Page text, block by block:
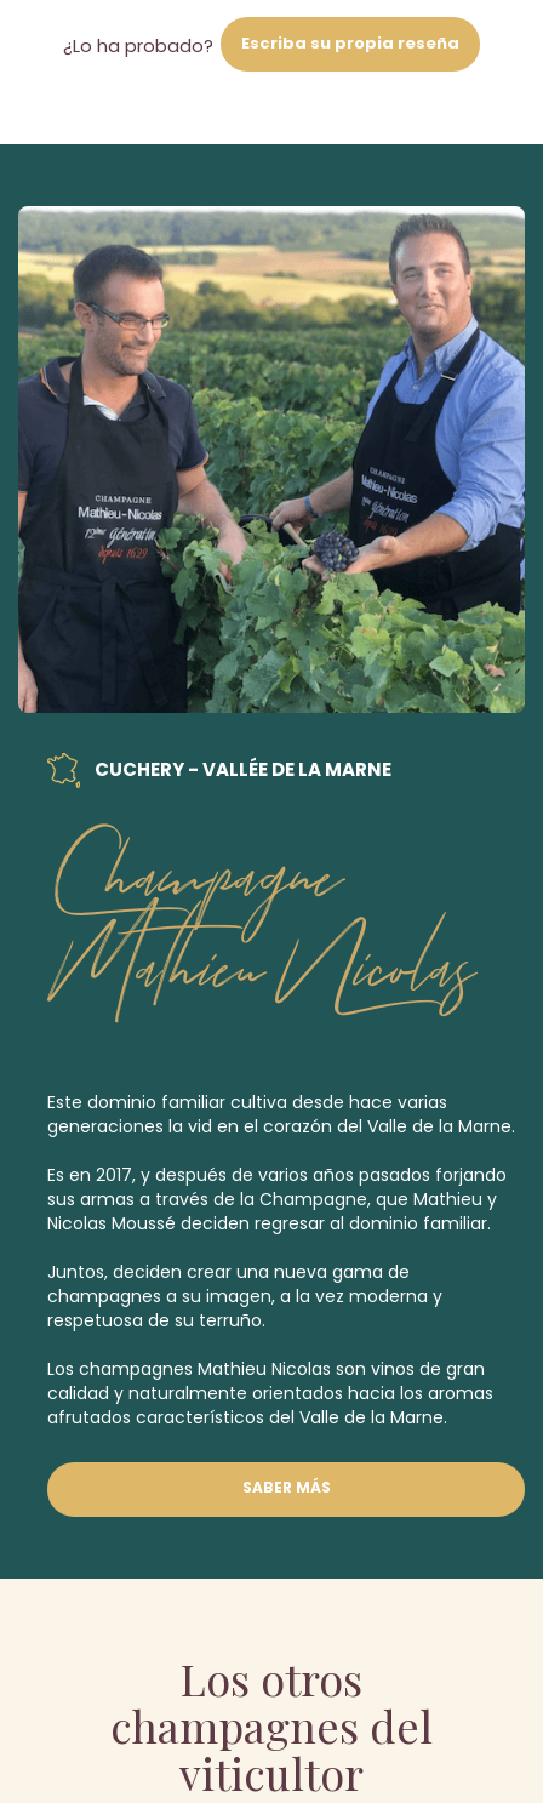
¿Lo ha probado? Escriba su propia reseña
CUCHERY - VALLÉE DE LA MARNE
Champagne
Mathieu Nicolas
Este dominio familiar cultiva desde hace varias
generaciones la vid en el corazón del Valle de la Marne.
Es en 2017, y después de varios años pasados forjando
sus armas a través de la Champagne, que Mathieu y
Nicolas Moussé deciden regresar al dominio familiar.
Juntos, deciden crear una nueva gama de
champagnes a su imagen, a la vez moderna y
respetuosa de su terruño.
Los champagnes Mathieu Nicolas son vinos de gran
calidad y naturalmente orientados hacia los aromas
afrutados característicos del Valle de la Marne.
SABER MÁS
Los otros
champagnes del
viticultor